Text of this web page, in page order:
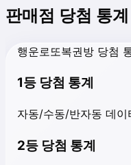
판매점 당첨 통계
행운로또복권방 당첨
1등 당첨 통계
자동/수동/반자동 데이
2등 당첨 통계